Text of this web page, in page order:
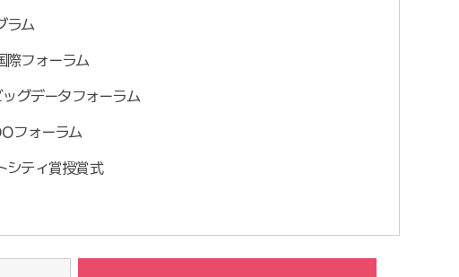
ラム
際フォーラム
グデータフォーラム
フォーラム
シティ賞授賞式